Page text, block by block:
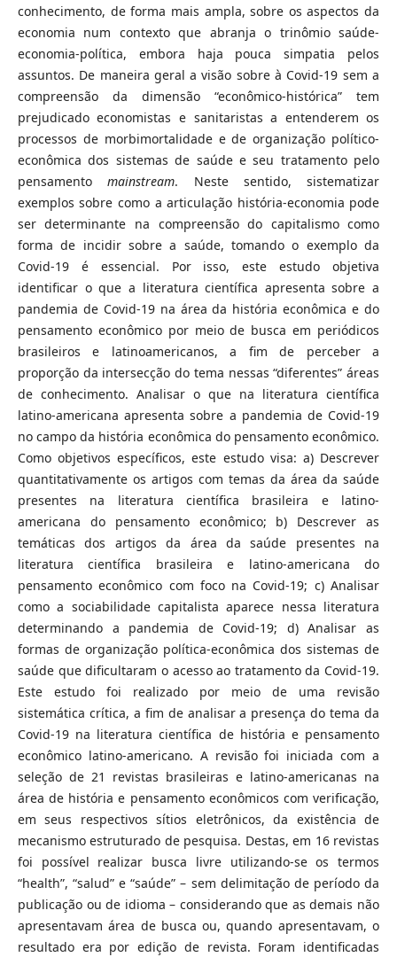
conhecimento, de forma mais ampla, sobre os aspectos da
economia num contexto que abranja o trinômio saúde-
economia-política, embora haja pouca simpatia pelos
assuntos. De maneira geral a visão sobre à Covid-19 sem a
compreensão da dimensão “econômico-histórica” tem
prejudicado economistas e sanitaristas a entenderem os
processos de morbimortalidade e de organização político-
econômica dos sistemas de saúde e seu tratamento pelo
pensamentomainstream. Neste sentido, sistematizar
exemplos sobre como a articulação história-economia pode
ser determinante na compreensão do capitalismo como
forma de incidir sobre a saúde, tomando o exemplo da
Covid-19 é essencial. Por isso, este estudo objetiva
identificar o que a literatura científica apresenta sobre a
pandemia de Covid-19 na área da história econômica e do
pensamento econômico por meio de busca em periódicos
brasileiros e latinoamericanos, a fim de perceber a
proporção da intersecção do tema nessas “diferentes” áreas
de conhecimento. Analisar o que na literatura científica
latino-americana apresenta sobre a pandemia de Covid-19
no campo da história econômica do pensamento econômico.
Como objetivos específicos, este estudo visa: a) Descrever
quantitativamente os artigos com temas da área da saúde
presentes na literatura científica brasileira e latino-
americana do pensamento econômico; b) Descrever as
temáticas dos artigos da área da saúde presentes na
literatura científica brasileira e latino-americana do
pensamento econômico com foco na Covid-19; c) Analisar
como a sociabilidade capitalista aparece nessa literatura
determinando a pandemia de Covid-19; d) Analisar as
formas de organização política-econômica dos sistemas de
saúde que dificultaram o acesso ao tratamento da Covid-19.
Este estudo foi realizado por meio de uma revisão
sistemática crítica, a fim de analisar a presença do tema da
Covid-19 na literatura científica de história e pensamento
econômico latino-americano. A revisão foi iniciada com a
seleção de 21 revistas brasileiras e latino-americanas na
área de história e pensamento econômicos com verificação,
em seus respectivos sítios eletrônicos, da existência de
mecanismo estruturado de pesquisa. Destas, em 16 revistas
foi possível realizar busca livre utilizando-se os termos
“health”, “salud” e “saúde” – sem delimitação de período da
publicação ou de idioma – considerando que as demais não
apresentavam área de busca ou, quando apresentavam, o
resultado era por edição de revista. Foram identificadas